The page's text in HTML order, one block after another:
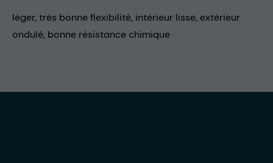
léger, très bonne flexibilité, intérieur lisse, extérieur
ondulé, bonne résistance chimique